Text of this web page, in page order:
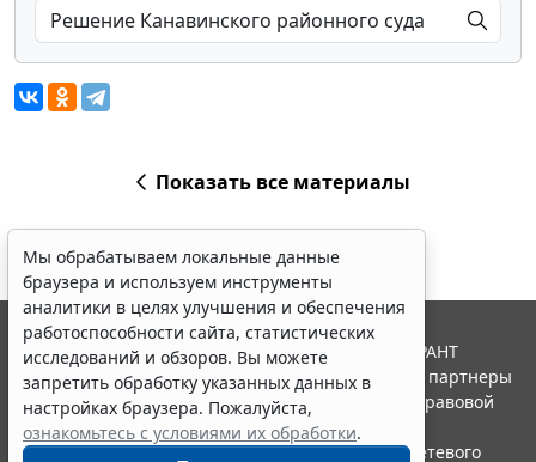
Показать все материалы
Мы обрабатываем локальные данные
браузера и используем инструменты
аналитики в целях улучшения и обеспечения
работоспособности сайта, статистических
исследований и обзоров. Вы можете
запретить обработку указанных данных в
настройках браузера. Пожалуйста,
ознакомьтесь с условиями их обработки.
© ООО "НПП "ГАРАНТ-СЕРВИС", 2026. Система ГАРАНТ
выпускается с 1990 года. Компания "Гарант" и ее партнеры
являются участниками Российской ассоциации правовой
информации ГАРАНТ.
Портал ГАРАНТ.РУ зарегистрирован в качестве сетевого